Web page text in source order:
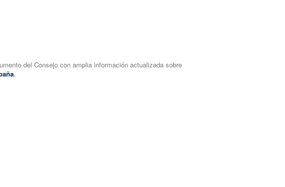
del Consejo con amplia información actualizada sobre
.